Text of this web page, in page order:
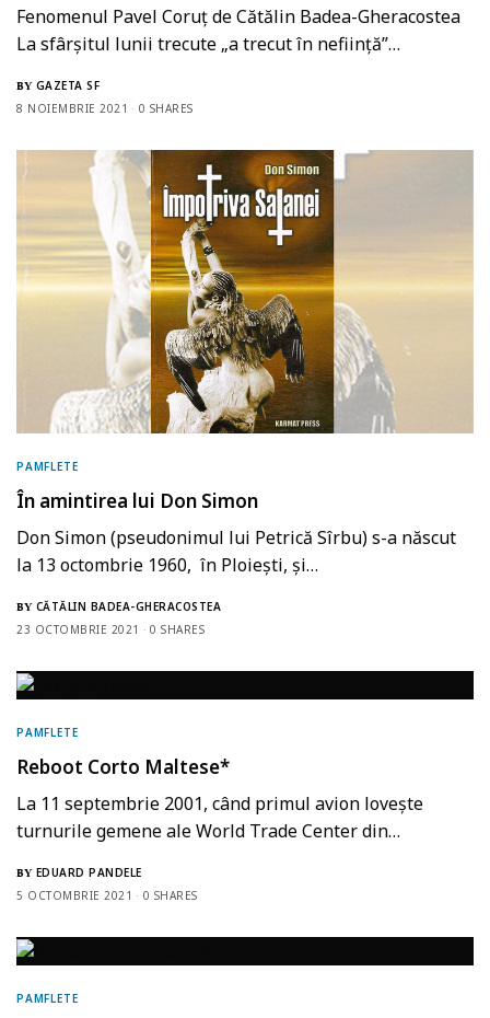
Fenomenul Pavel Coruţ de Cătălin Badea-Gheracostea
La sfârșitul lunii trecute „a trecut în neființă”…
BY GAZETA SF
8 NOIEMBRIE 2021
0 SHARES
PAMFLETE
În amintirea lui Don Simon
Don Simon (pseudonimul lui Petrică Sîrbu) s-a născut
la 13 octombrie 1960, în Ploieşti, și…
BY CĂTĂLIN BADEA-GHERACOSTEA
23 OCTOMBRIE 2021
0 SHARES
PAMFLETE
Reboot Corto Maltese*
La 11 septembrie 2001, când primul avion lovește
turnurile gemene ale World Trade Center din…
BY EDUARD PANDELE
5 OCTOMBRIE 2021
0 SHARES
PAMFLETE